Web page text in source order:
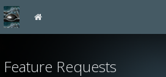
Feature Requests